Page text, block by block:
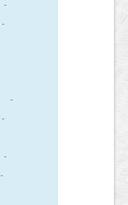
-
-
-
-
-
-